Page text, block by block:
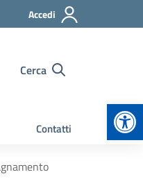
Accedi
Cerca
Contatti